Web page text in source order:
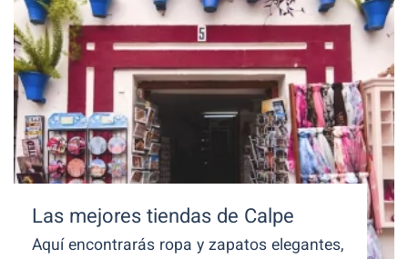
Las mejores tiendas de Calpe
Aquí encontrarás ropa y zapatos elegantes,